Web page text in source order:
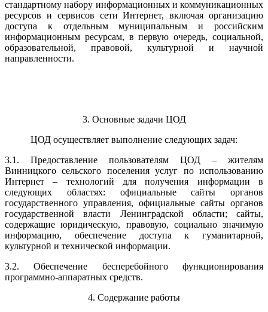
стандартному набору информационных и коммуникационных
ресурсов и сервисов сети Интернет, включая организацию
доступа к отдельным муниципальным и российским
информационным ресурсам, в первую очередь, социальной,
образовательной, правовой, культурной и научной
направленности.
3. Основные задачи ЦОД
ЦОД осуществляет выполнение следующих задач:
3.1. Предоставление пользователям ЦОД – жителям
Винницкого сельского поселения услуг по использованию
Интернет – технологий для получения информации в
следующих областях: официальные сайты органов
государственного управления, официальные сайты органов
государственной власти Ленинградской области; сайты,
содержащие юридическую, правовую, социально значимую
информацию, обеспечение доступа к гуманитарной,
культурной и технической информации.
3.2. Обеспечение бесперебойного функционирования
программно-аппаратных средств.
4. Содержание работы